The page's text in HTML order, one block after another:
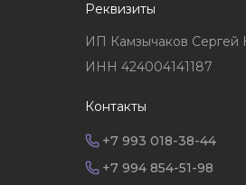
+7 994 854-51-98
+7 993 018-38-44
Контакты
ИП Камзычаков Сергей
ИНН 424004141187
Реквизиты